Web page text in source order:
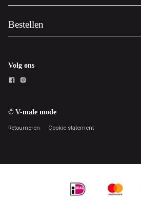
Bestellen
Volg ons
© V-male mode
Retourneren Cookie statement